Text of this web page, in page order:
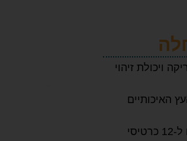
ויכולת זיהוי
21 חרוזי העץ האיכותיים
וניתן להשחיל אותם בהתאם ל-12 כרטיסי